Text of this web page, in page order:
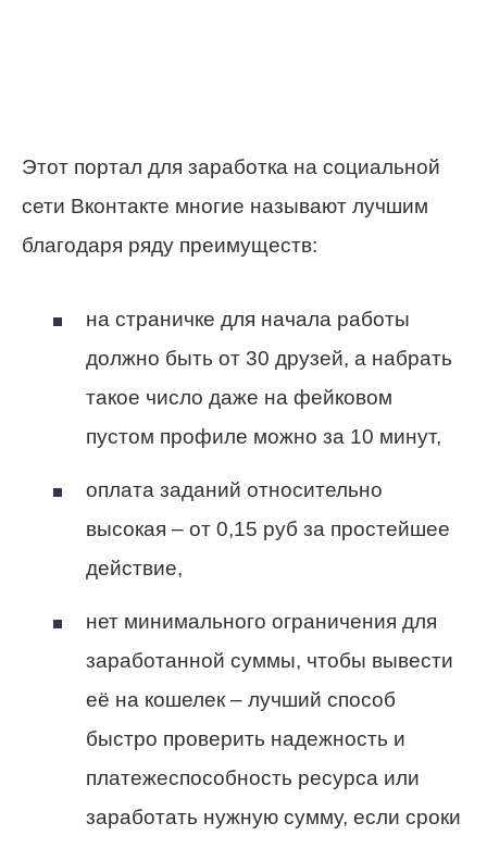
Этот портал для заработка на социальной
сети Вконтакте многие называют лучшим
благодаря ряду преимуществ:
на страничке для начала работы
должно быть от 30 друзей, а набрать
такое число даже на фейковом
пустом профиле можно за 10 минут,
оплата заданий относительно
высокая – от 0,15 руб за простейшее
действие,
нет минимального ограничения для
заработанной суммы, чтобы вывести
её на кошелек – лучший способ
быстро проверить надежность и
платежеспособность ресурса или
заработать нужную сумму, если сроки